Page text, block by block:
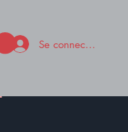
Se connecter